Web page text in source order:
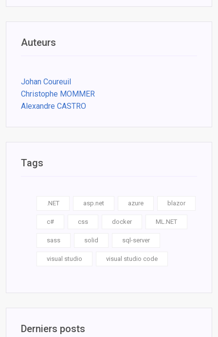
Auteurs
Johan Coureuil
Christophe MOMMER
Alexandre CASTRO
Tags
.NET asp.net azure blazor
c# css docker ML.NET
sass solid sql-server
visual studio visual studio code
Derniers posts